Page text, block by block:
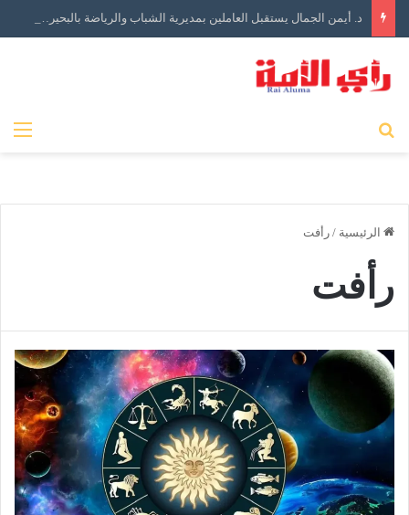
د. أيمن الجمال يستقبل العاملين بمديرية الشباب والرياضة بالبحيرة في أول أيام توليه مهام منصبه
الرئيسية / رأفت
رأفت